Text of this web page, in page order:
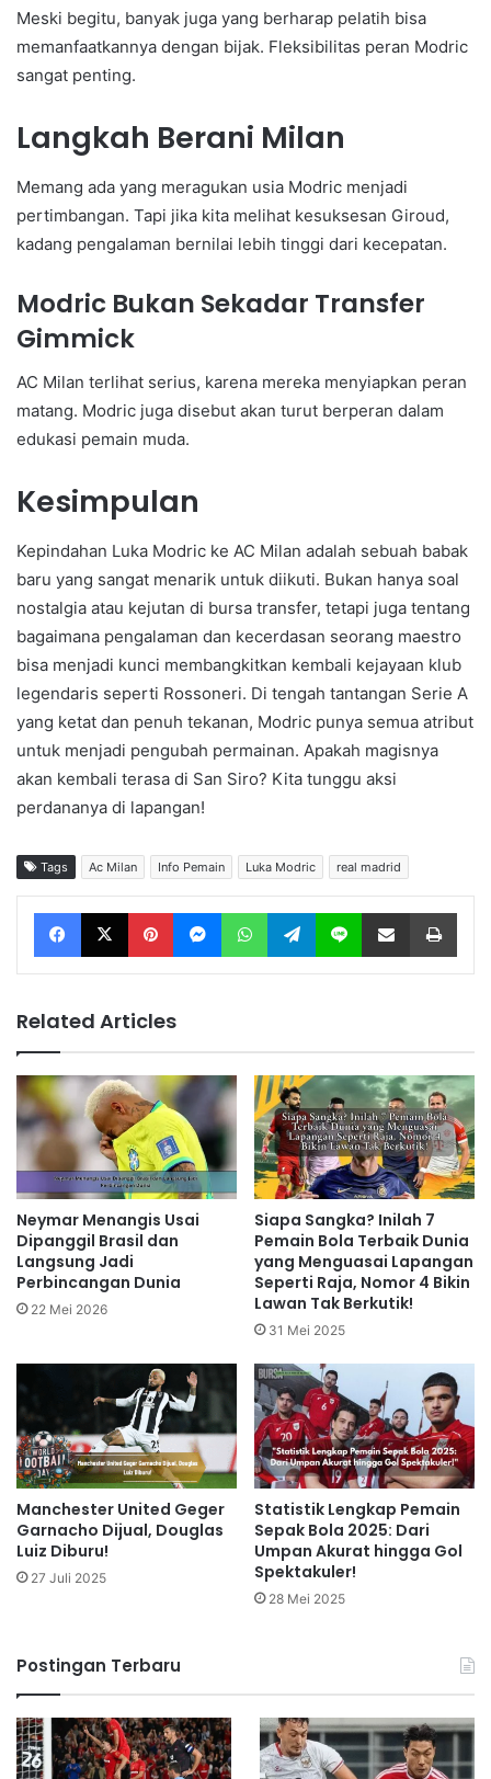
Meski begitu, banyak juga yang berharap pelatih bisa
memanfaatkannya dengan bijak. Fleksibilitas peran Modric
sangat penting.
Langkah Berani Milan
Memang ada yang meragukan usia Modric menjadi
pertimbangan. Tapi jika kita melihat kesuksesan Giroud,
kadang pengalaman bernilai lebih tinggi dari kecepatan.
Modric Bukan Sekadar Transfer
Gimmick
AC Milan terlihat serius, karena mereka menyiapkan peran
matang. Modric juga disebut akan turut berperan dalam
edukasi pemain muda.
Kesimpulan
Kepindahan Luka Modric ke AC Milan adalah sebuah babak
baru yang sangat menarik untuk diikuti. Bukan hanya soal
nostalgia atau kejutan di bursa transfer, tetapi juga tentang
bagaimana pengalaman dan kecerdasan seorang maestro
bisa menjadi kunci membangkitkan kembali kejayaan klub
legendaris seperti Rossoneri. Di tengah tantangan Serie A
yang ketat dan penuh tekanan, Modric punya semua atribut
untuk menjadi pengubah permainan. Apakah magisnya
akan kembali terasa di San Siro? Kita tunggu aksi
perdananya di lapangan!
Tags Ac Milan Info Pemain Luka Modric real madrid
Facebook X Pinterest Messenger WhatsApp Telegram Line Share via Email
Related Articles
Neymar Menangis Usai
Dipanggil Brasil dan
Langsung Jadi
Perbincangan Dunia
22 Mei 2026
Siapa Sangka? Inilah 7
Pemain Bola Terbaik Dunia
yang Menguasai Lapangan
Seperti Raja, Nomor 4 Bikin
Lawan Tak Berkutik!
31 Mei 2025
Manchester United Geger
Garnacho Dijual, Douglas
Luiz Diburu!
27 Juli 2025
Statistik Lengkap Pemain
Sepak Bola 2025: Dari
Umpan Akurat hingga Gol
Spektakuler!
28 Mei 2025
Postingan Terbaru